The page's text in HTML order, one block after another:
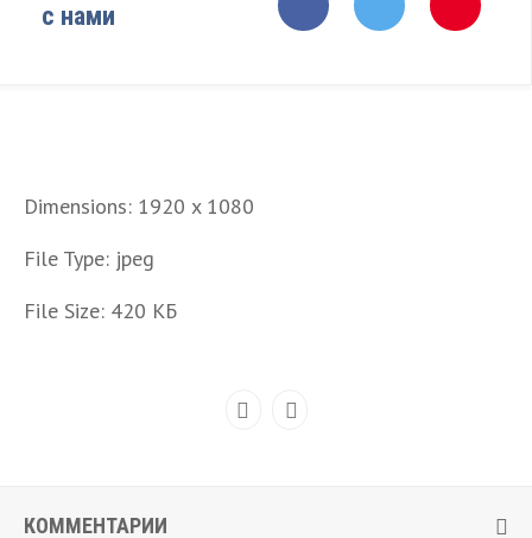
с нами
Dimensions: 1920 x 1080
File Type: jpeg
File Size: 420 КБ
КОММЕНТАРИИ